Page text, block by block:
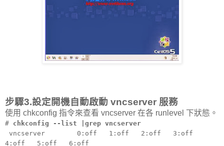
步驟3.設定開機自動啟動 vncserver 服務
使用 chkconfig 指令來查看 vncserver 在各 runlevel 下狀態。
# chkconfig --list |grep vncserver
vncserver 0:off 1:off 2:off 3:off
4:off 5:off 6:off